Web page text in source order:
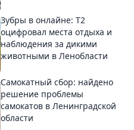
Зубры в онлайне: Т2
оцифровал места отдыха и
наблюдения за дикими
животными в Ленобласти
Самокатный сбор: найдено
решение проблемы
самокатов в Ленинградской
области